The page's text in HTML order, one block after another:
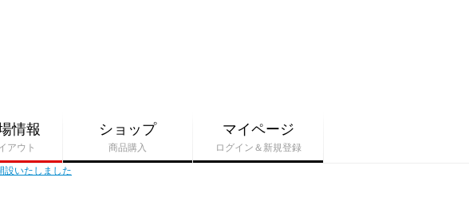
情報
アウト
ショップ
商品購入
マイページ
ログイン＆新規登録
設いたしました